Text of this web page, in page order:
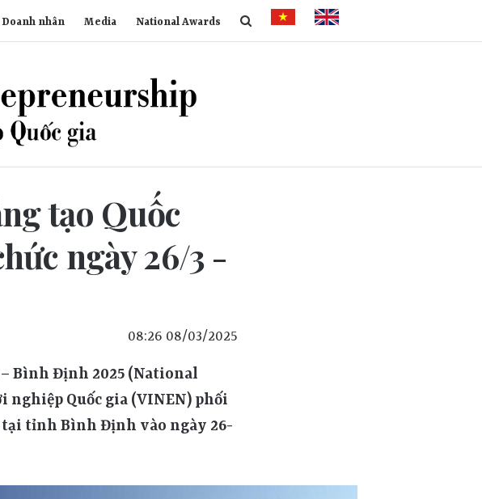
Doanh nhân Media National Awards
tạo Quốc
ngày 26/3 -
08:26 08/03/2025
Bình Định 2025 (National
Quốc gia (VINEN) phối
tỉnh Bình Định vào ngày 26-